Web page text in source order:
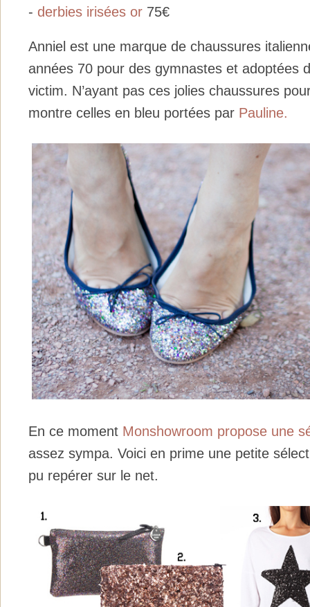
- derbies irisées or 75€
Anniel est une marque de chaussures
années 70 pour des gymnastes et adoptées
victim. N’ayant pas ces jolies chaussures
montre celles en bleu portées par Pauline.
En ce moment Monshowroom propose une
assez sympa. Voici en prime une petite
pu repérer sur le net.